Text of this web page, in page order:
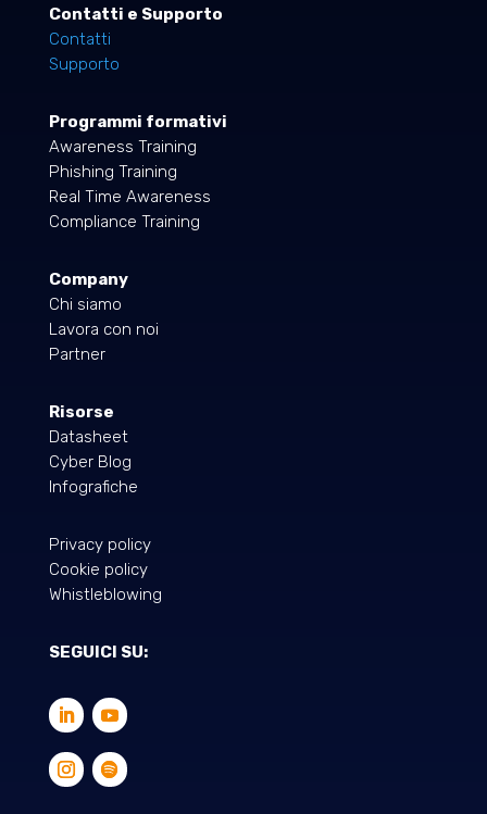
Contatti e Supporto
Contatti
Supporto
Programmi formativi
Awareness Training
Phishing Training
Real Time Awareness
Compliance Training
Company
Chi siamo
Lavora con noi
Partner
Risorse
Datasheet
Cyber Blog
Infografiche
Privacy policy
Cookie policy
Whistleblowing
SEGUICI SU: